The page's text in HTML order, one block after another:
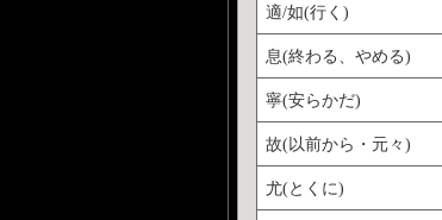
適/如(行く)
息(終わる、やめる)
寧(安らかだ)
故(以前から・元々)
尤(とくに)